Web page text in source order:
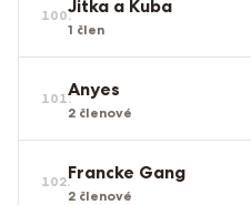
100.Jitka a Kuba
1 člen
101.Anyes
2 členové
102.Francke Gang
2 členové